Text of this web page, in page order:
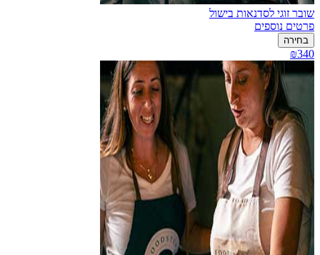
שובר זוגי לסדנאות בישול
פרטים נוספים
בחירה
₪340